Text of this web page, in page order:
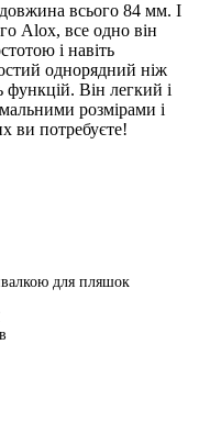
всього 84 мм. І
Alox, все одно він
і навіть
однорядний ніж
Він легкий і
розмірами і
ви потребуєте!
для пляшок